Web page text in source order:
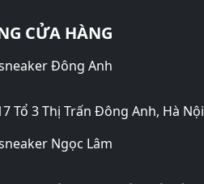
CỬA HÀNG
Đông Anh
Tổ 3 Thị Trấn Đông Anh, Hà Nội
Ngọc Lâm